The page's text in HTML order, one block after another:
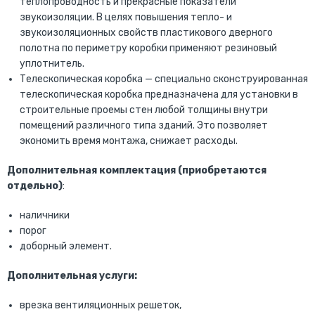
звукоизоляции. В целях повышения тепло- и
звукоизоляционных свойств пластикового дверного
полотна по периметру коробки применяют резиновый
уплотнитель.
Телескопическая коробка — специально сконструированная
телескопическая коробка предназначена для установки в
строительные проемы стен любой толщины внутри
помещений различного типа зданий. Это позволяет
экономить время монтажа, снижает расходы.
Дополнительная комплектация (приобретаются
отдельно):
наличники
порог
доборный элемент.
Дополнительная услуги:
врезка вентиляционных решеток,